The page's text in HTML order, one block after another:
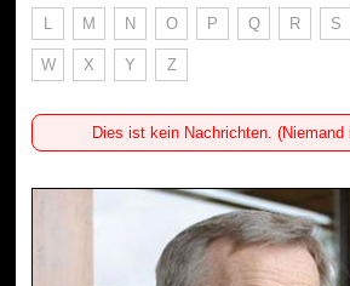
L M N O P Q R S
W X Y Z
Dies ist kein Nachrichten. (Niemand